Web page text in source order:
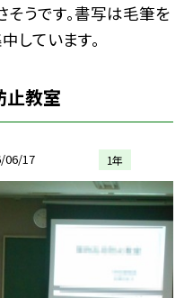
うです。書写は毛筆を
しています。
教室
06/17 1年